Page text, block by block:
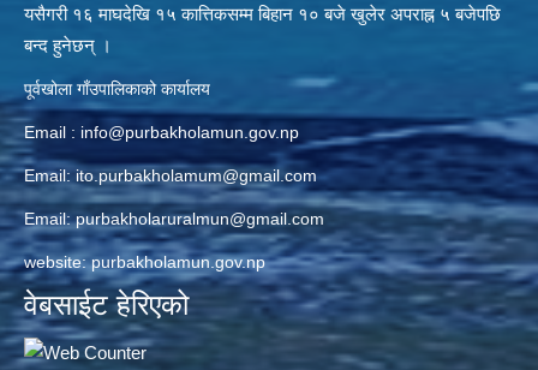
यसैगरी १६ माघदेखि १५ कात्तिकसम्म बिहान १० बजे खुलेर अपराह्न ५ बजेपछि
बन्द हुनेछन् ।
पूर्वखोला गाँउपालिकाको कार्यालय
Email : info@purbakholamun.gov.np
Email: ito.purbakholamum@gmail.com
Email:purbakholaruralmun@gmail.com
website: purbakholamun.gov.np
वेबसाईट हेरिएको